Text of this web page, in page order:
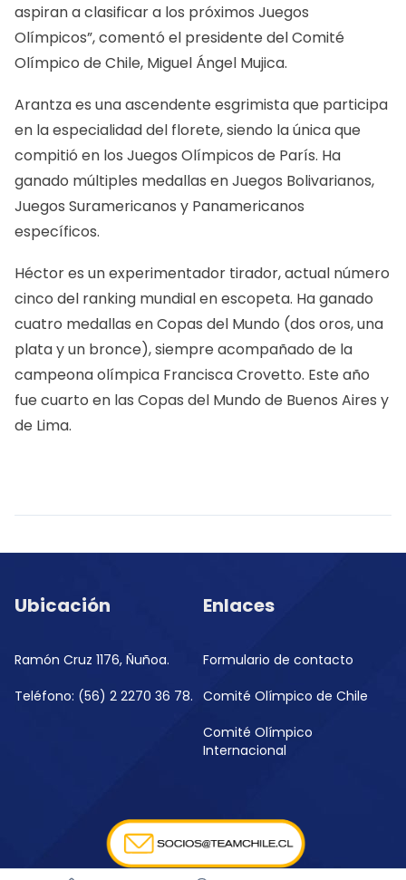
aspiran a clasificar a los próximos Juegos
Olímpicos”, comentó el presidente del Comité
Olímpico de Chile, Miguel Ángel Mujica.
Arantza es una ascendente esgrimista que participa
en la especialidad del florete, siendo la única que
compitió en los Juegos Olímpicos de París. Ha
ganado múltiples medallas en Juegos Bolivarianos,
Juegos Suramericanos y Panamericanos
específicos.
Héctor es un experimentador tirador, actual número
cinco del ranking mundial en escopeta. Ha ganado
cuatro medallas en Copas del Mundo (dos oros, una
plata y un bronce), siempre acompañado de la
campeona olímpica Francisca Crovetto. Este año
fue cuarto en las Copas del Mundo de Buenos Aires y
de Lima.
Ubicación
Ramón Cruz 1176, Ñuñoa.
Teléfono: (56) 2 2270 36 78.
Enlaces
Formulario de contacto
Comité Olímpico de Chile
Comité Olímpico
Internacional